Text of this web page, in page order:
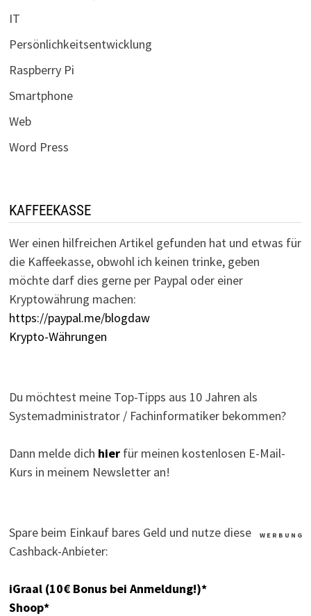
IT
Persönlichkeitsentwicklung
Raspberry Pi
Smartphone
Web
Word Press
KAFFEEKASSE
Wer einen hilfreichen Artikel gefunden hat und etwas für
die Kaffeekasse, obwohl ich keinen trinke, geben
möchte darf dies gerne per Paypal oder einer
Kryptowährung machen:
https://paypal.me/blogdaw
Krypto-Währungen
Du möchtest meine Top-Tipps aus 10 Jahren als
Systemadministrator / Fachinformatiker bekommen?
Dann melde dich hierfür meinen kostenlosen E-Mail-
Kurs in meinem Newsletter an!
W E R B U N G
Spare beim Einkauf bares Geld und nutze diese
Cashback-Anbieter:
iGraal (10€ Bonus bei Anmeldung!)*
Shoop*